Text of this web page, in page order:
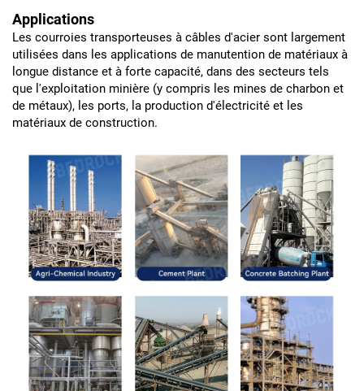
Applications
Les courroies transporteuses à câbles d'acier sont largement
utilisées dans les applications de manutention de matériaux à
longue distance et à forte capacité, dans des secteurs tels
que l'exploitation minière (y compris les mines de charbon et
de métaux), les ports, la production d'électricité et les
matériaux de construction.